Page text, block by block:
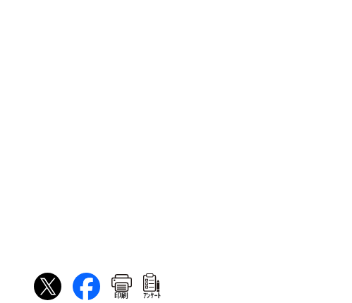
印刷 ｱﾝｹｰﾄ